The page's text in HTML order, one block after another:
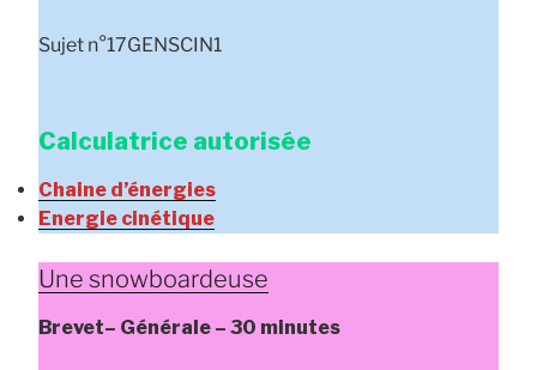
Sujet n°17GENSCIN1
Calculatrice autorisée
Chaine d’énergies
Energie cinétique
Une snowboardeuse
Brevet– Générale – 30 minutes